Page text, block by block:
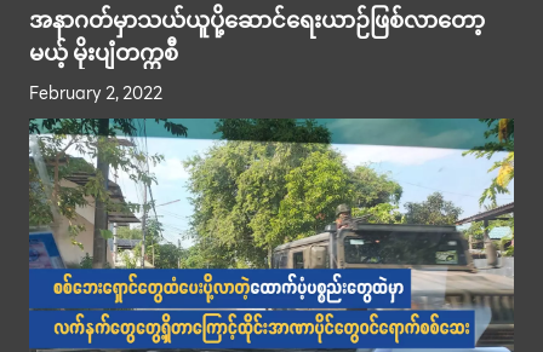
အနာဂတ်မှာသယ်ယူပို့ဆောင်ရေးယာဉ်ဖြစ်လာတော့
မယ့် မိုးပျံတက္ကစီ
February 2, 2022